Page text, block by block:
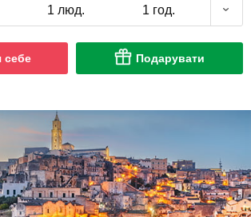
1 люд. 1 год.
себе Подарувати